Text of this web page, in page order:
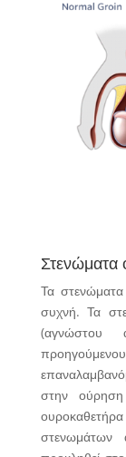
Τα
συχνή. Τα
(αγνώστου
στην
ουροκαθετήρα
στενωμάτων